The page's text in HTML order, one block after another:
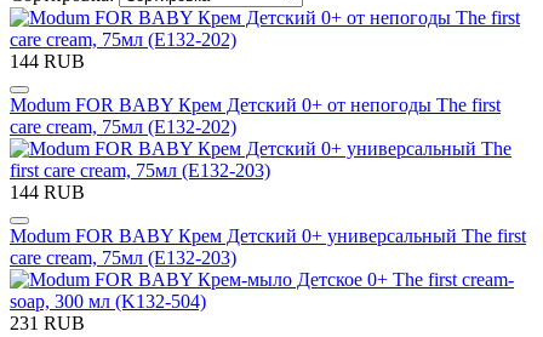
144 RUB
Modum FOR BABY Крем Детский 0+ от непогоды The first
care cream, 75мл (E132-202)
144 RUB
Modum FOR BABY Крем Детский 0+ универсальный The first
care cream, 75мл (E132-203)
231 RUB